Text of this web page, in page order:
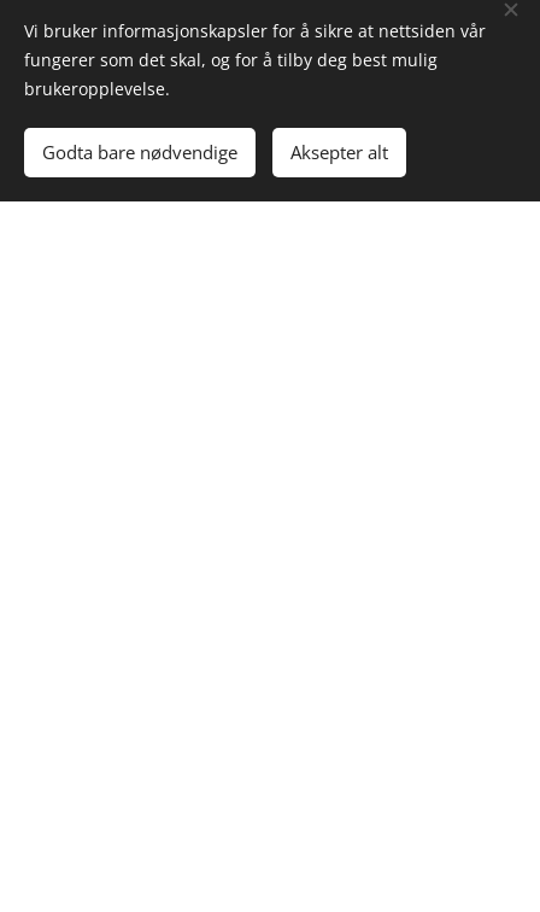
Om Bryne Tennisklubb
Vi bruker informasjonskapsler for å sikre at nettsiden vår
fungerer som det skal, og for å tilby deg best mulig
brukeropplevelse.
Godta bare nødvendige Aksepter alt